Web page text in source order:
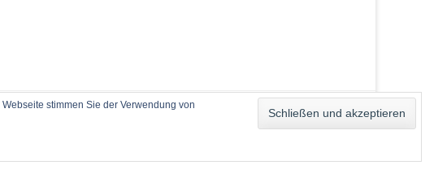
Catch Themes
stimmen Sie der Verwendung von